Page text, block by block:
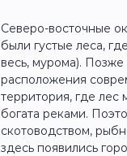
Северо-восточные
были густые леса,
весь, мурома).
расположения
территория, где лес
богата реками.
скотоводством,
здесь появились